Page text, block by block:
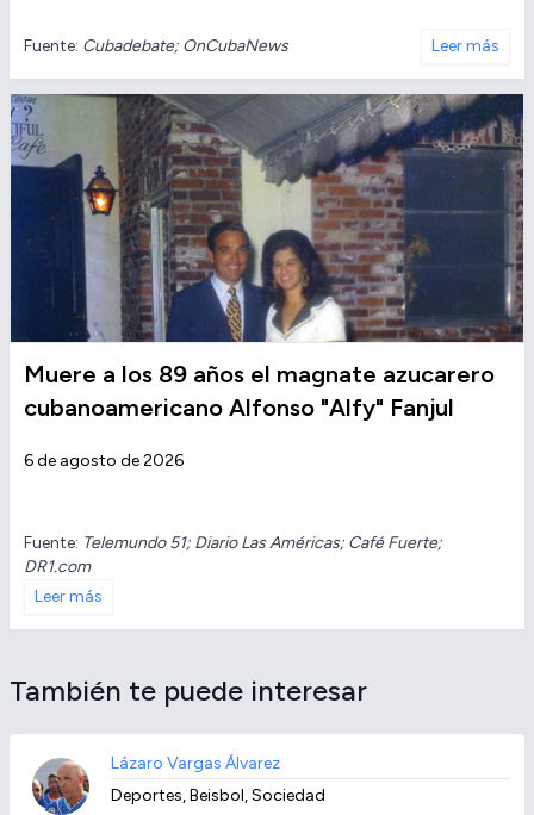
Fuente: Cubadebate; OnCubaNews Leer más
Muere a los 89 años el magnate azucarero
cubanoamericano Alfonso "Alfy" Fanjul
6 de agosto de 2026
Fuente: Telemundo 51; Diario Las Américas; Café Fuerte;
DR1.com
Leer más
También te puede interesar
Lázaro Vargas Álvarez
Deportes, Beisbol, Sociedad